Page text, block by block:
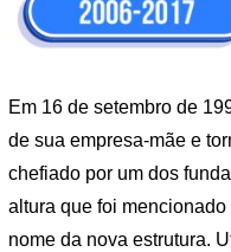
Em 16 de setembro de
de sua empresa-mãe e
chefiado por um dos
altura que foi
nome da nova estrutura.